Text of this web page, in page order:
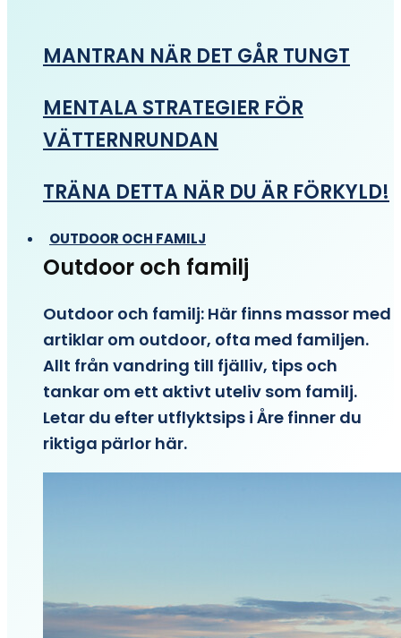
MANTRAN NÄR DET GÅR TUNGT
MENTALA STRATEGIER FÖR
VÄTTERNRUNDAN
TRÄNA DETTA NÄR DU ÄR FÖRKYLD!
OUTDOOR OCH FAMILJ
Outdoor och familj
Outdoor och familj: Här finns massor med
artiklar om outdoor, ofta med familjen.
Allt från vandring till fjälliv, tips och
tankar om ett aktivt uteliv som familj.
Letar du efter utflyktsips i Åre finner du
riktiga pärlor här.